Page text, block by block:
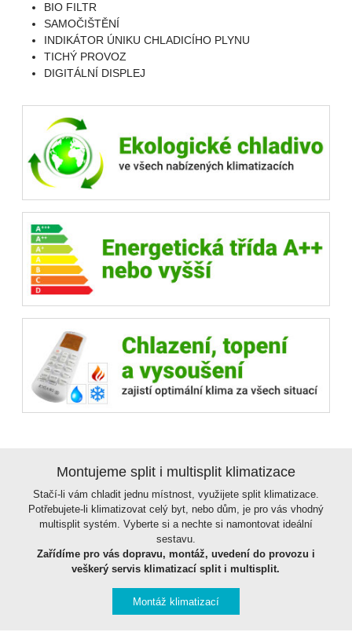
BIO FILTR
SAMOČIŠTĚNÍ
INDIKÁTOR ÚNIKU CHLADICÍHO PLYNU
TICHÝ PROVOZ
DIGITÁLNÍ DISPLEJ
Montujeme split i multisplit klimatizace
Stačí-li vám chladit jednu místnost, využijete split klimatizace.
Potřebujete-li klimatizovat celý byt, nebo dům, je pro vás vhodný
multisplit systém. Vyberte si a nechte si namontovat ideální
sestavu.
Zařídíme pro vás dopravu, montáž, uvedení do provozu i
veškerý servis klimatizací split i multisplit.
Montáž klimatizací